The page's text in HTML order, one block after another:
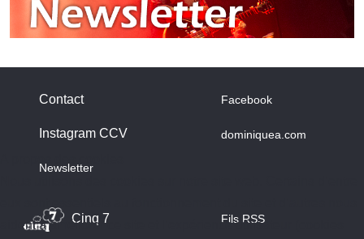
Contact
Instagram CCV
Newsletter
Facebook
dominiquea.com
Cinq 7 Fils RSS
aident à améliorer ce site et l’expérience utilisateur (cookies